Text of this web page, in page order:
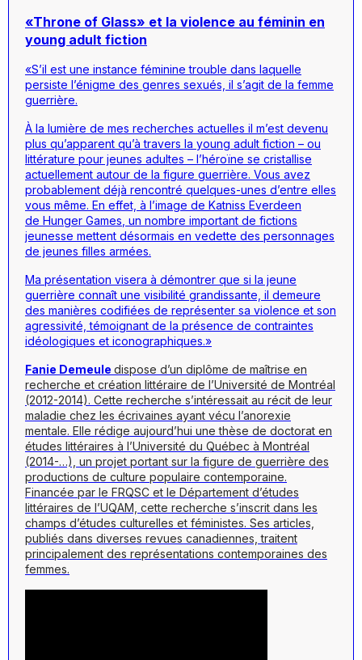
«Throne of Glass» et la violence au féminin en
young adult fiction
«S’il est une instance féminine trouble dans laquelle
persiste l’énigme des genres sexués, il s’agit de la femme
guerrière.
À la lumière de mes recherches actuelles il m’est devenu
plus qu’apparent qu’à travers la young adult fiction – ou
littérature pour jeunes adultes – l’héroïne se cristallise
actuellement autour de la figure guerrière. Vous avez
probablement déjà rencontré quelques-unes d’entre elles
vous même. En effet, à l’image de Katniss Everdeen
de Hunger Games , un nombre important de fictions
jeunesse mettent désormais en vedette des personnages
de jeunes filles armées.
Ma présentation visera à démontrer que si la jeune
guerrière connaît une visibilité grandissante, il demeure
des manières codifiées de représenter sa violence et son
agressivité, témoignant de la présence de contraintes
idéologiques et iconographiques.»
Fanie Demeule dispose d’un diplôme de maîtrise en
recherche et création littéraire de l’Université de Montréal
(2012-2014). Cette recherche s’intéressait au récit de leur
maladie chez les écrivaines ayant vécu l’anorexie
mentale. Elle rédige aujourd’hui une thèse de doctorat en
études littéraires à l’Université du Québec à Montréal
(2014-…), un projet portant sur la figure de guerrière des
productions de culture populaire contemporaine.
Financée par le FRQSC et le Département d’études
littéraires de l’UQAM, cette recherche s’inscrit dans les
champs d’études culturelles et féministes. Ses articles,
publiés dans diverses revues canadiennes, traitent
principalement des représentations contemporaines des
femmes.